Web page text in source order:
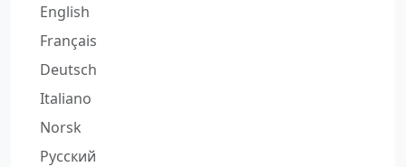
English
Français
Deutsch
Italiano
Norsk
Русский